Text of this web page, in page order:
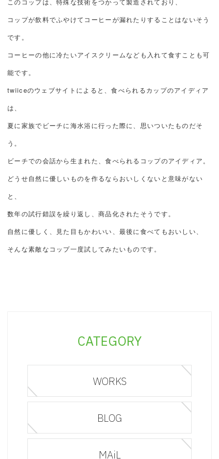
コップが飲料でふやけてコーヒーが漏れたりすることはないそう
です。
コーヒーの他に冷たいアイスクリームなども入れて食すことも可
能です。
twiiceのウェブサイトによると、食べられるカップのアイディア
は、
夏に家族でビーチに海水浴に行った際に、思いついたものだそ
う。
ビーチでの会話から生まれた、食べられるコップのアイディア。
どうせ自然に優しいものを作るならおいしくないと意味がない
と、
数年の試行錯誤を繰り返し、商品化されたそうです。
自然に優しく、見た目もかわいい、最後に食べてもおいしい、
そんな素敵なコップ一度試してみたいものです。
CATEGORY
WORKS
BLOG
MAiL